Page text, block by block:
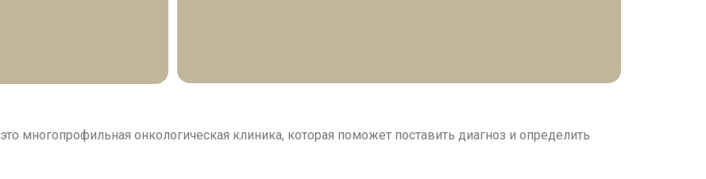
это многопрофильная онкологическая клиника, которая поможет поставить диагноз и определить